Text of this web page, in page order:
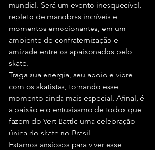
mundial. Será um evento inesquecível,
repleto de manobras incríveis e
momentos emocionantes, em um
ambiente de confraternização e
amizade entre os apaixonados pelo
skate.
Traga sua energia, seu apoio e vibre
com os skatistas, tornando esse
momento ainda mais especial. Afinal, é
a paixão e o entusiasmo de todos que
fazem do Vert Battle uma celebração
única do skate no Brasil.
Estamos ansiosos para viver esse